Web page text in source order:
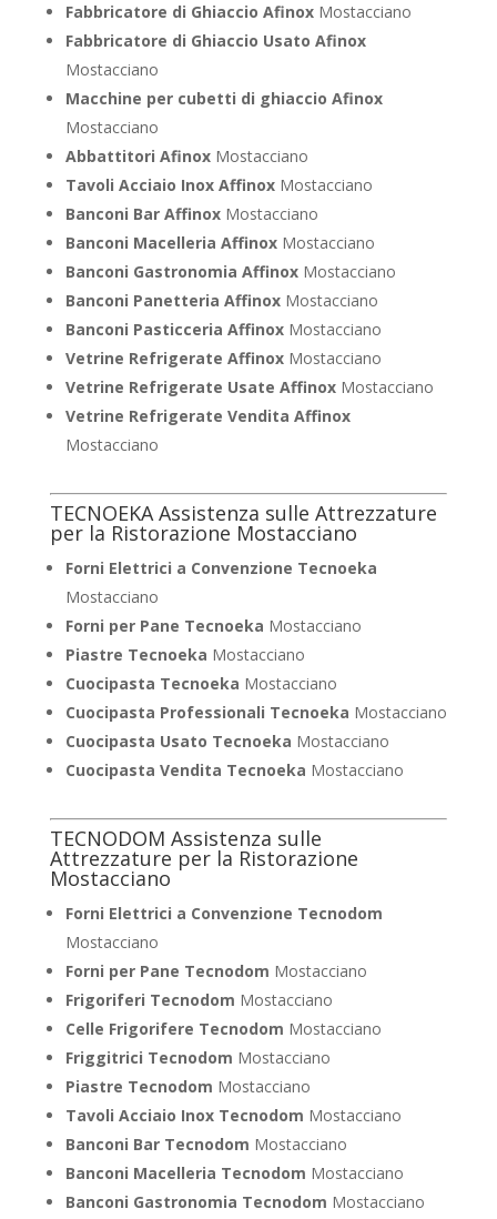
Fabbricatore di Ghiaccio AfinoxMostacciano
Fabbricatore di Ghiaccio Usato Afinox
Mostacciano
Macchine per cubetti di ghiaccio Afinox
Mostacciano
Abbattitori Afinox Mostacciano
Tavoli Acciaio Inox AffinoxMostacciano
Banconi Bar AffinoxMostacciano
Banconi Macelleria AffinoxMostacciano
Banconi Gastronomia AffinoxMostacciano
Banconi Panetteria AffinoxMostacciano
Banconi Pasticceria AffinoxMostacciano
Vetrine Refrigerate AffinoxMostacciano
Vetrine Refrigerate Usate AffinoxMostacciano
Vetrine Refrigerate Vendita Affinox
Mostacciano
TECNOEKA Assistenza sulle Attrezzature
per la Ristorazione Mostacciano
Forni Elettrici a Convenzione Tecnoeka
Mostacciano
Forni per Pane Tecnoeka Mostacciano
Piastre Tecnoeka Mostacciano
Cuocipasta Tecnoeka Mostacciano
Cuocipasta Professionali Tecnoeka Mostacciano
Cuocipasta Usato Tecnoeka Mostacciano
Cuocipasta Vendita Tecnoeka Mostacciano
TECNODOM Assistenza sulle
Attrezzature per la Ristorazione
Mostacciano
Forni Elettrici a Convenzione Tecnodom
Mostacciano
Forni per Pane Tecnodom Mostacciano
Frigoriferi Tecnodom Mostacciano
Celle Frigorifere Tecnodom Mostacciano
Friggitrici Tecnodom Mostacciano
Piastre Tecnodom Mostacciano
Tavoli Acciaio Inox Tecnodom Mostacciano
Banconi Bar Tecnodom Mostacciano
Banconi Macelleria Tecnodom Mostacciano
Banconi Gastronomia Tecnodom Mostacciano